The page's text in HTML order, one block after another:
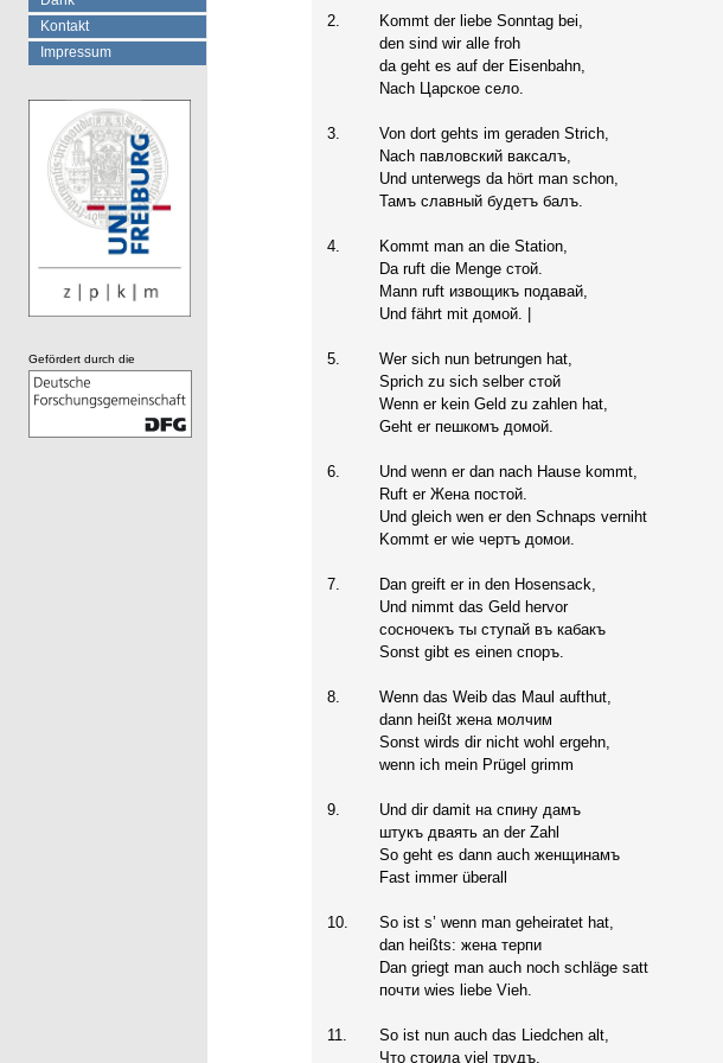
2.
Kommt der liebe Sonntag bei,
den sind wir alle froh
da geht es auf der Eisenbahn,
Nach Царское село.
3.
Von dort gehts im geraden Strich,
Nach павловский ваксалъ,
Und unterwegs da hört man schon,
Тамъ славный будетъ балъ.
4.
Kommt man an die Station,
Da ruft die Menge стой.
Mann ruft извощикъ подавай,
Und fährt mit домой. |
5.
Wer sich nun betrungen hat,
Sprich zu sich selber стой
Wenn er kein Geld zu zahlen hat,
Geht er пешкомъ домой.
6.
Und wenn er dan nach Hause kommt,
Ruft er Жена постой.
Und gleich wen er den Schnaps verniht
Kommt er wie чертъ домои.
7.
Dan greift er in den Hosensack,
Und nimmt das Geld hervor
сосночекъ ты ступай въ кабакъ
Sonst gibt es einen споръ.
8.
Wenn das Weib das Maul aufthut,
dann heißt жена молчим
Sonst wirds dir nicht wohl ergehn,
wenn ich mein Prügel grimm
9.
Und dir damit на спину дамъ
штукъ дваять an der Zahl
So geht es dann auch женщинамъ
Fast immer überall
10.
So ist s’ wenn man geheiratet hat,
dan heißts: жена терпи
Dan griegt man auch noch schläge satt
почти wies liebe Vieh.
11.
So ist nun auch das Liedchen alt,
Что стоила viel трудъ.
Kontakt
Impressum
Gefördert durch die